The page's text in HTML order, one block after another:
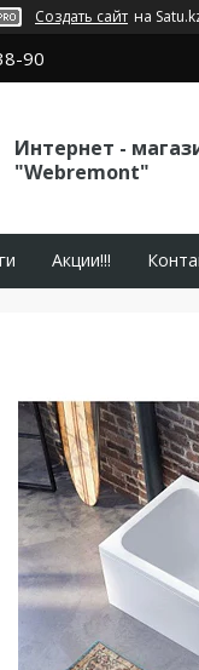
Создать сайт на
90
Интернет -
"Webremont"
Акции!!!